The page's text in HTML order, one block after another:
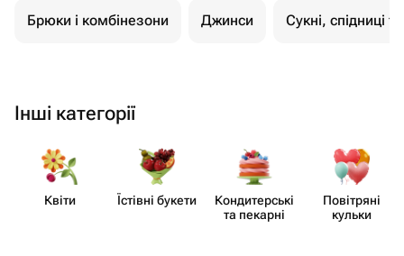
Брюки і комбінезони Джинси Сукні, спідниці
Інші категорії
Квіти Їстівні букети
Кондит​ерські
та пекарні
Повітряні
кульки